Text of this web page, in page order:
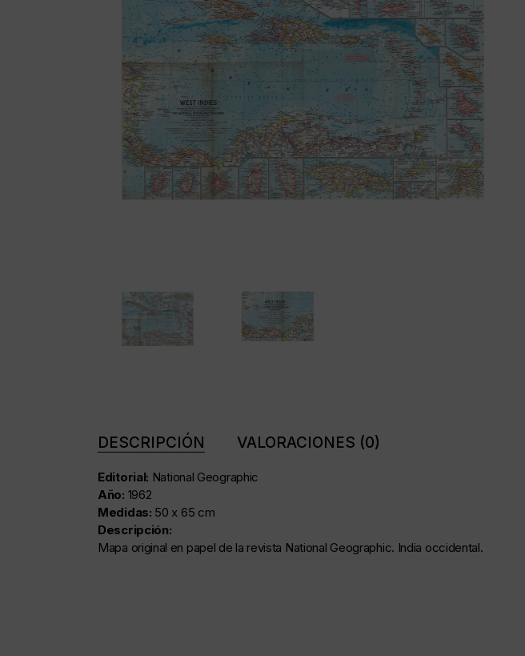
Cámaras disc
Cámaras instantáneas
Cámaras miniatura
Cámaras réflex de 2
objetivos
Cámaras réflex de 35 mm
Cámaras telemétricas
DESCRIPCIÓN VALORACIONES (0)
Editorial: National Geographic
Año: 1962
Medidas: 50 x 65 cm
Descripción:
Mapa original en papel de la revista National Geographic. India occidental.